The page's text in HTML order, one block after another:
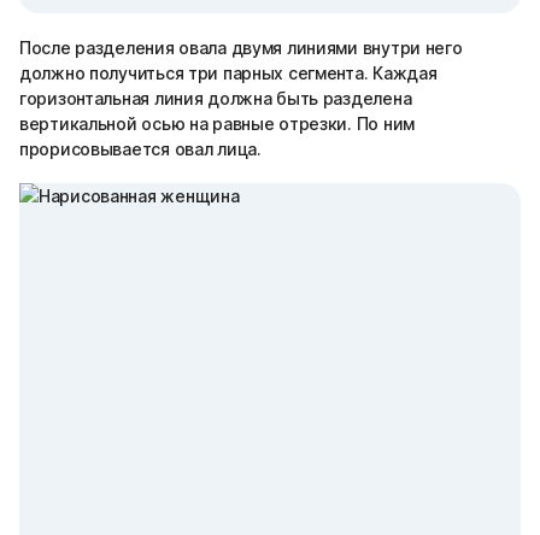
После разделения овала двумя линиями внутри него
должно получиться три парных сегмента. Каждая
горизонтальная линия должна быть разделена
вертикальной осью на равные отрезки. По ним
прорисовывается овал лица.